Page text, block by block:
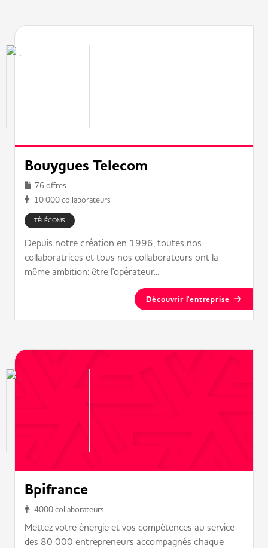
Bouygues Telecom
76 offres
10 000 collaborateurs
TÉLÉCOMS
Depuis notre création en 1996, toutes nos
collaboratrices et tous nos collaborateurs ont la
même ambition: être l'opérateur...
Découvrir l'entreprise
Bpifrance
4000 collaborateurs
Mettez votre énergie et vos compétences au service
des 80 000 entrepreneurs accompagnés chaque